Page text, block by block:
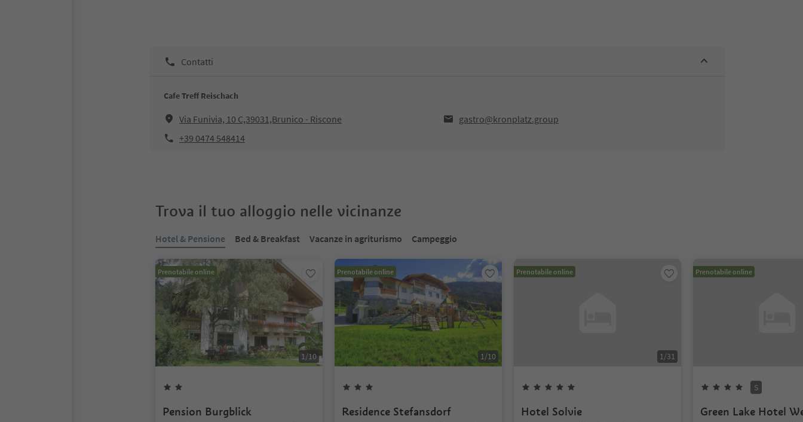
Contatti
Cafe Treff Reischach
Via Funivia, 10 C,39031,Brunico - Riscone
gastro@kronplatz.group
+39 0474 548414
Trova il tuo alloggio nelle vicinanze
Hotel & Pensione Bed & Breakfast Vacanze in agriturismo Campeggio
Prenotabile online
1/10
Pension Burgblick
Prenotabile online
1/10
Residence Stefansdorf
Prenotabile online
1/31
Hotel Solvie
Prenotabile online
S
Green Lake Hotel